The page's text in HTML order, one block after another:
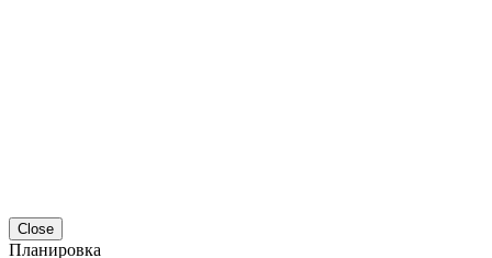
Close
Планировка